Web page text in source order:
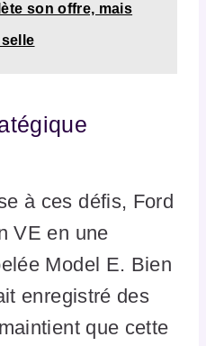
son offre, mais
à ces défis, Ford
VE en une
Model E. Bien
enregistré des
que cette